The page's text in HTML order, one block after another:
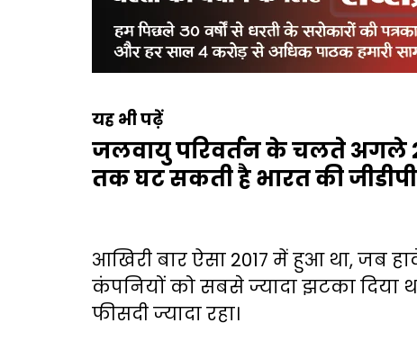
यह भी पढ़ें
जलवायु परिवर्तन के चलते अगले
तक घट सकती है भारत की जीडीपी
आखिरी बार ऐसा 2017 में हुआ था, जब
कंपनियों को सबसे ज्यादा झटका दिया
फीसदी ज्यादा रहा।